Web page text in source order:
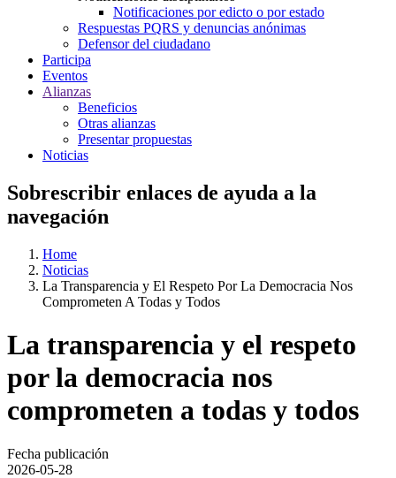
Notificaciones por edicto o por estado
Respuestas PQRS y denuncias anónimas
Defensor del ciudadano
Participa
Eventos
Alianzas
Beneficios
Otras alianzas
Presentar propuestas
Noticias
Sobrescribir enlaces de ayuda a la
navegación
Home
Noticias
La Transparencia y El Respeto Por La Democracia Nos
Comprometen A Todas y Todos
La transparencia y el respeto
por la democracia nos
comprometen a todas y todos
Fecha publicación
2026-05-28